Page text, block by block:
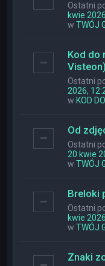
Ostatni
kwie
wTWÓJ
Kod do
Visteon)
Ostatni
2026,
w KOD
Od
Ostatni
20 kwie
wTWÓJ
Breloki
Ostatni
kwie
wTWÓJ
Znaki